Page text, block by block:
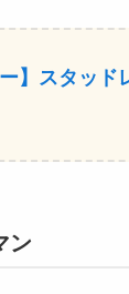
ー】スタッド
ン